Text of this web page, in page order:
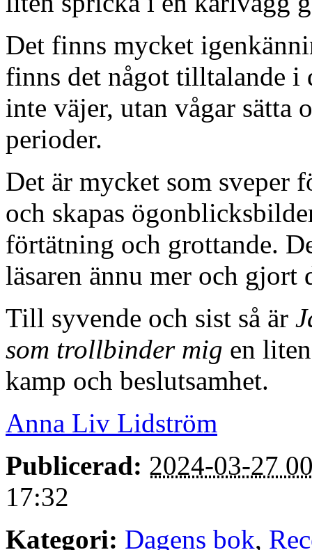
all sin charm och jävlighet
sätts på prov.
Denna dagen
Ett liv
Fy fan vilket liv
Jag visste inte att vi
varandra
God natt jord!
Men någonstans i all
för, så är det. Och så blir
liten spricka i en kärlvägg
Det finns mycket
finns det något tilltalande i
inte väjer, utan vågar
perioder.
Det är mycket som sveper